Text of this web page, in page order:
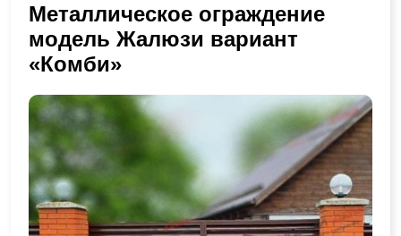
Металлическое ограждение
модель Жалюзи вариант
«Комби»